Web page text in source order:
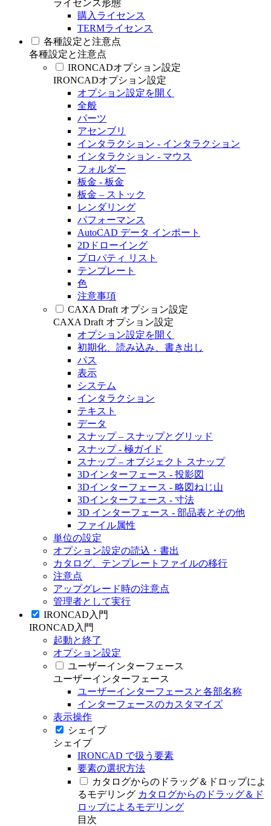
ライセンス形態
購入ライセンス
TERMライセンス
各種設定と注意点
各種設定と注意点
IRONCADオプション設定
IRONCADオプション設定
オプション設定を開く
全般
パーツ
アセンブリ
インタラクション - インタラクション
インタラクション - マウス
フォルダー
板金 - 板金
板金 – ストック
レンダリング
パフォーマンス
AutoCAD データ インポート
2Dドローイング
プロパティ リスト
テンプレート
色
注意事項
CAXA Draft オプション設定
CAXA Draft オプション設定
オプション設定を開く
初期化、読み込み、書き出し
パス
表示
システム
インタラクション
テキスト
データ
スナップ – スナップとグリッド
スナップ - 極ガイド
スナップ – オブジェクト スナップ
3Dインターフェース - 投影図
3Dインターフェース - 略図ねじ山
3Dインターフェース - 寸法
3D インターフェース - 部品表とその他
ファイル属性
単位の設定
オプション設定の読込・書出
カタログ、テンプレートファイルの移行
注意点
アップグレード時の注意点
管理者として実行
IRONCAD入門
IRONCAD入門
起動と終了
オプション設定
ユーザーインターフェース
ユーザーインターフェース
ユーザーインターフェースと各部名称
インターフェースのカスタマイズ
表示操作
シェイプ
シェイプ
IRONCAD で扱う要素
要素の選択方法
カタログからのドラッグ＆ドロップによ
るモデリング カタログからのドラッグ＆ド
ロップによるモデリング
目次